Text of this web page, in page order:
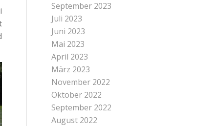
September 2023
Juli 2023
Juni 2023
Mai 2023
April 2023
März 2023
November 2022
Oktober 2022
September 2022
August 2022